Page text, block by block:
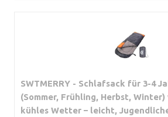
SWTMERRY - Schlafsack für 3-4
(Sommer, Frühling, Herbst, Winter)
kühles Wetter – leicht,